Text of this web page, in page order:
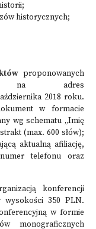
historycznych;
proponowanych
na adres
2018 roku.
w formacie
wg schematu „Imię
(max. 600 słów);
aktualną afiliację,
telefonu oraz
konferencji
wysokości 350 PLN.
w formie
monograficznych